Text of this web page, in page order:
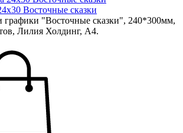
Восточные сказки
графики "Восточные сказки", 240*300мм,
Лилия Холдинг, А4.